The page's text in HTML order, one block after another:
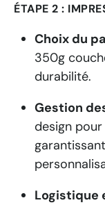
ÉTAPE 2 :
Choix du
350g
durabilité.
Gestion
design
Logistique